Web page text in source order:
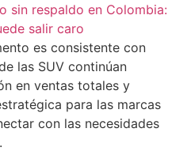
sin respaldo en Colombia:
salir caro
es consistente con
las SUV continúan
en ventas totales y
para las marcas
con las necesidades